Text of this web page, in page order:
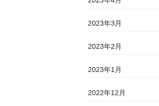
2023年3月
2023年2月
2023年1月
2022年12月